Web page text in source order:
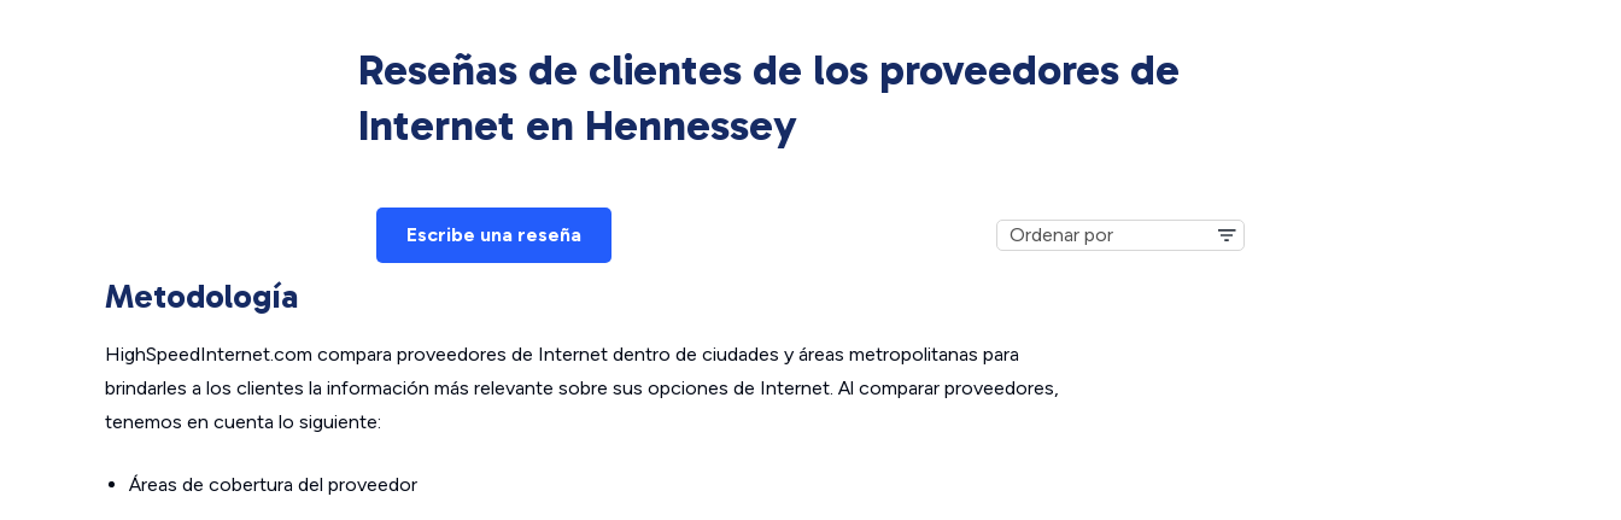
Reseñas de clientes de los proveedores de
Internet en Hennessey
Escribe una reseña
Metodología
HighSpeedInternet.com compara proveedores de Internet dentro de ciudades y áreas metropolitanas para
brindarles a los clientes la información más relevante sobre sus opciones de Internet. Al comparar proveedores,
tenemos en cuenta lo siguiente:
Áreas de cobertura del proveedor